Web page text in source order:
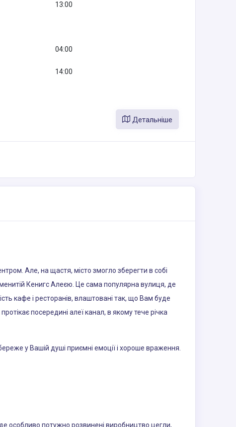
13:00
04:00
14:00
Детальніше
Але, на щастя, місто змогло зберегти в собі
Кенигс Алеєю. Це сама популярна вулиця, де
кафе і ресторанів, влаштовані так, що Вам буде
посередині алеї канал, в якому тече річка
у Вашій душі приємні емоції і хороше враження.
особливо потужно розвинені виробництво цегли,